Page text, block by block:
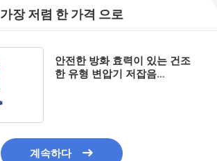
가장 저렴 한 가격 으로
안전한 방화 효력이 있는 건조
한 유형 변압기 저잡음
계속하다